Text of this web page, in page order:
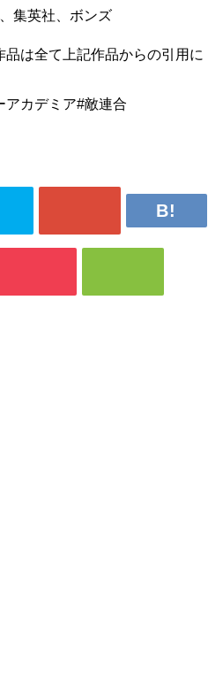
集英社、ボンズ
は全て上記作品からの引用に
アカデミア#敵連合